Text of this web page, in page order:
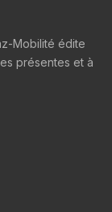
Mobilité édite
présentes et à